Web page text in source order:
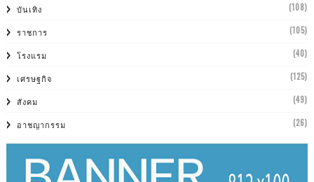
บันเทิง (108)
ราชการ (105)
โรงแรม (40)
เศรษฐกิจ (125)
สังคม (49)
อาชญากรรม (26)